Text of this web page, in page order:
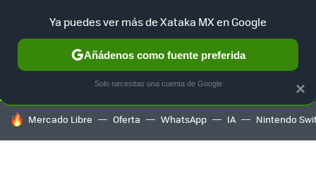
SELECCIÓN GAMING HOME AUTO TERRITORIO
HOY SE HABLA DE
Mercado Libre Oferta WhatsApp IA Nintendo
×
Ya puedes ver más de Xataka MX en Google
Añádenos como fuente preferida
Solo necesitas una cuenta de Google